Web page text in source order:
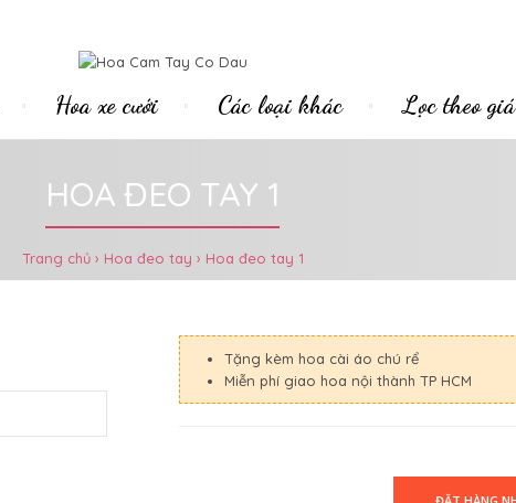
Hoa xe cưới Các loại khác Lọc theo giá
HOA ĐEO TAY 1
Trang chủ Hoa đeo tay Hoa đeo tay 1
Tặng kèm hoa cài áo chú rể
Miễn phí giao hoa nội thành TP HCM